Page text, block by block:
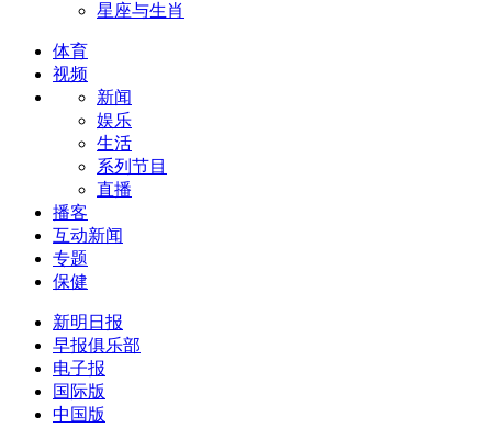
星座与生肖
体育
视频
新闻
娱乐
生活
系列节目
直播
播客
互动新闻
专题
保健
新明日报
早报俱乐部
电子报
国际版
中国版